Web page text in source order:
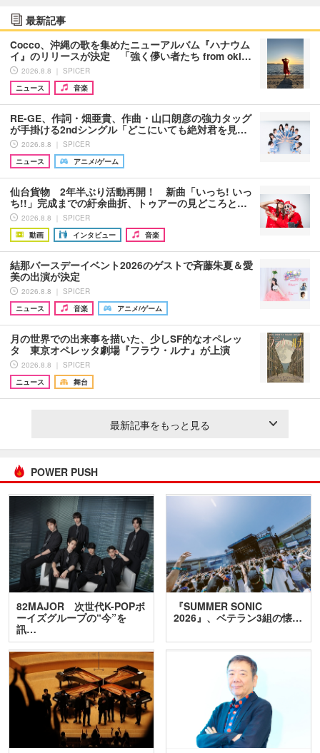
最新記事
Cocco、沖縄の歌を集めたニューアルバム『ハナウム
イ』のリリースが決定 「強く儚い者たち from oki…
2026.8.8 ｜ SPICER
ニュース
音楽
RE-GE、作詞・畑亜貴、作曲・山口朗彦の強力タッグ
が手掛ける2ndシングル「どこにいても絶対君を見…
2026.8.8 ｜ SPICER
ニュース
アニメ/ゲーム
仙台貨物 2年半ぶり活動再開！ 新曲「いっち! いっ
ち!!」完成までの紆余曲折、トゥアーの見どころと…
2026.8.8 ｜ SPICER
動画
インタビュー 音楽
結那バースデーイベント2026のゲストで斉藤朱夏＆愛
美の出演が決定
2026.8.8 ｜ SPICER
ニュース
音楽 アニメ/ゲーム
月の世界での出来事を描いた、少しSF的なオペレッ
タ 東京オペレッタ劇場『フラウ・ルナ』が上演
2026.8.8 ｜ SPICER
ニュース
舞台
最新記事をもっと見る
POWER PUSH
82MAJOR 次世代K-POPボ
ーイズグループの“今”を
訊…
『SUMMER SONIC
2026』、ベテラン3組の懐…